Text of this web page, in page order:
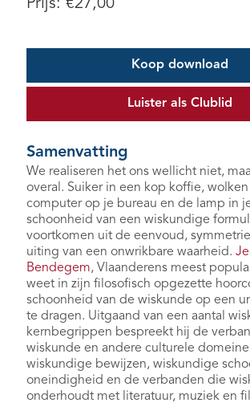
Prijs: €27,00
Koop download
Luister als Clublid
Samenvatting
We realiseren het ons wellicht niet,
overal. Suiker in een kop koffie,
computer op je bureau en de lamp in
schoonheid van een wiskundige
voortkomen uit de eenvoud,
uiting van een onwrikbare waarheid.
Bendegem, Vlaanderens meest
weet in zijn filosofisch opgezette
schoonheid van de wiskunde op een
te dragen. Uitgaand van een aantal
kernbegrippen bespreekt hij de
wiskunde en andere culturele
wiskundige bewijzen, wiskundige
oneindigheid en de verbanden die
onderhoudt met literatuur, muziek en